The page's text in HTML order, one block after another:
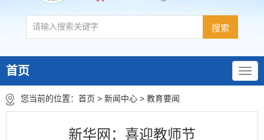
首页
您当前的位置： 首页 > 新闻中心 > 教育要闻
新华网：喜迎教师节